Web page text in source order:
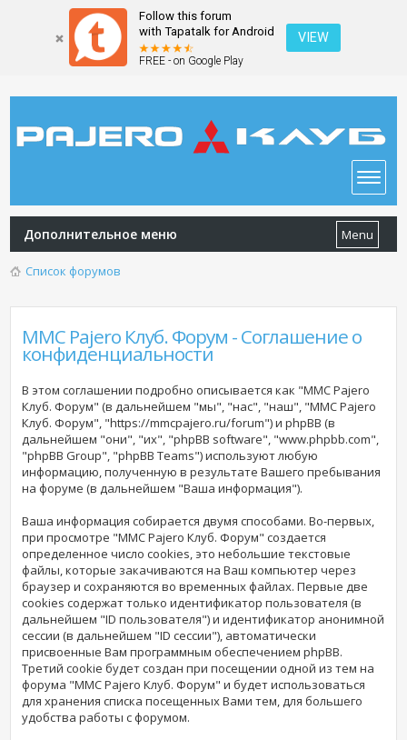
Follow this forum
with Tapatalk for Android
FREE - on Google Play
VIEW
Дополнительное меню Menu
Список форумов
MMC Pajero Клуб. Форум - Соглашение о
конфиденциальности
В этом соглашении подробно описывается как "MMC Pajero
Клуб. Форум" (в дальнейшем "мы", "нас", "наш", "MMC Pajero
Клуб. Форум", "https://mmcpajero.ru/forum") и phpBB (в
дальнейшем "они", "их", "phpBB software", "www.phpbb.com",
"phpBB Group", "phpBB Teams") используют любую
информацию, полученную в результате Вашего пребывания
на форуме (в дальнейшем "Ваша информация").
Ваша информация собирается двумя способами. Во-первых,
при просмотре "MMC Pajero Клуб. Форум" создается
определенное число cookies, это небольшие текстовые
файлы, которые закачиваются на Ваш компьютер через
браузер и сохраняются во временных файлах. Первые две
cookies содержат только идентификатор пользователя (в
дальнейшем "ID пользователя") и идентификатор анонимной
сессии (в дальнейшем "ID сессии"), автоматически
присвоенные Вам программным обеспечением phpBB.
Третий cookie будет создан при посещении одной из тем на
форума "MMC Pajero Клуб. Форум" и будет использоваться
для хранения списка посещенных Вами тем, для большего
удобства работы с форумом.